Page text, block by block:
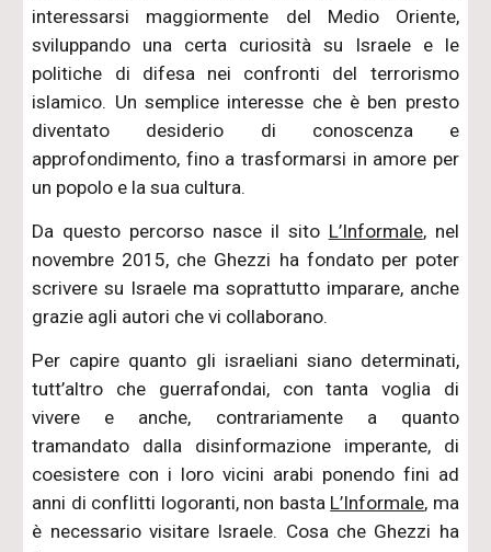
interessarsi maggiormente del Medio Oriente,
sviluppando una certa curiosità su Israele e le
politiche di difesa nei confronti del terrorismo
islamico. Un semplice interesse che è ben presto
diventato desiderio di conoscenza e
approfondimento, fino a trasformarsi in amore per
un popolo e la sua cultura.
Da questo percorso nasce il sito L’Informale, nel
novembre 2015, che Ghezzi ha fondato per poter
scrivere su Israele ma soprattutto imparare, anche
grazie agli autori che vi collaborano.
Per capire quanto gli israeliani siano determinati,
tutt’altro che guerrafondai, con tanta voglia di
vivere e anche, contrariamente a quanto
tramandato dalla disinformazione imperante, di
coesistere con i loro vicini arabi ponendo fini ad
anni di conflitti logoranti, non basta L’Informale, ma
è necessario visitare Israele. Cosa che Ghezzi ha